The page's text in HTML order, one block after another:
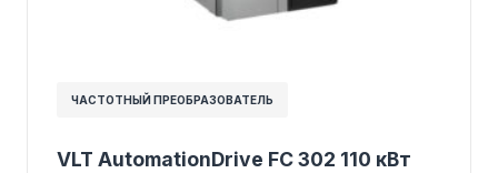
ЧАСТОТНЫЙ ПРЕОБРАЗОВАТЕЛЬ
VLT AutomationDrive FC 302 110 кВт